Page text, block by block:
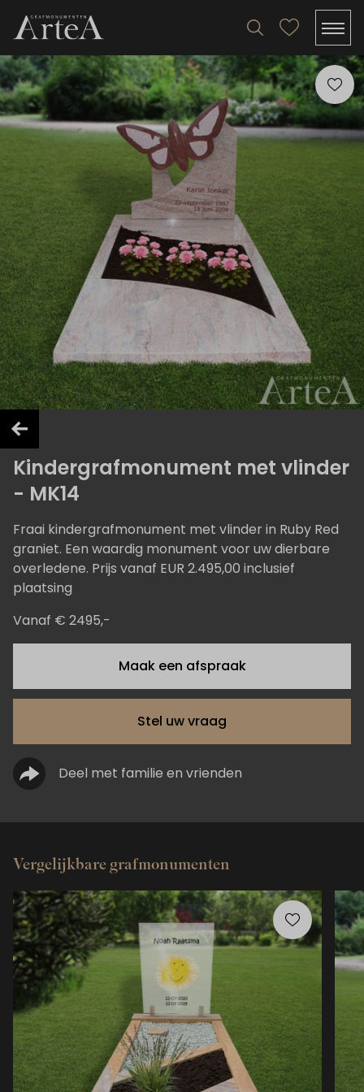
Kindergrafmonument met vlinder
- MK14
Fraai kindergrafmonument met vlinder in Ruby Red
graniet. Een waardig monument voor uw dierbare
overledene. Prijs vanaf EUR 2.495,00 inclusief
plaatsing
Vanaf € 2495,-
Maak een afspraak
Stel uw vraag
Deel met familie en vrienden
Vergelijkbare grafmonumenten